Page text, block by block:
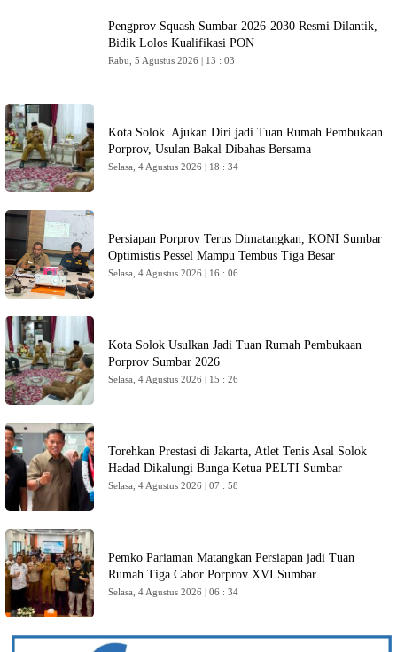
Pengprov Squash Sumbar 2026-2030 Resmi Dilantik,
Bidik Lolos Kualifikasi PON
Rabu, 5 Agustus 2026 | 13 : 03
Kota Solok Ajukan Diri jadi Tuan Rumah Pembukaan
Porprov, Usulan Bakal Dibahas Bersama
Selasa, 4 Agustus 2026 | 18 : 34
Persiapan Porprov Terus Dimatangkan, KONI Sumbar
Optimistis Pessel Mampu Tembus Tiga Besar
Selasa, 4 Agustus 2026 | 16 : 06
Kota Solok Usulkan Jadi Tuan Rumah Pembukaan
Porprov Sumbar 2026
Selasa, 4 Agustus 2026 | 15 : 26
Torehkan Prestasi di Jakarta, Atlet Tenis Asal Solok
Hadad Dikalungi Bunga Ketua PELTI Sumbar
Selasa, 4 Agustus 2026 | 07 : 58
Pemko Pariaman Matangkan Persiapan jadi Tuan
Rumah Tiga Cabor Porprov XVI Sumbar
Selasa, 4 Agustus 2026 | 06 : 34